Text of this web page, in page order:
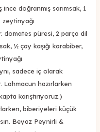
doğranmış sarımsak, 1
zeytinyağı
püresi, 2 parça dil
½ çay kaşığı karabiber,
sadece iç olarak
hazırlarken
karıştırıyoruz.)
biberiyeleri küçük
Beyaz Peynirli &